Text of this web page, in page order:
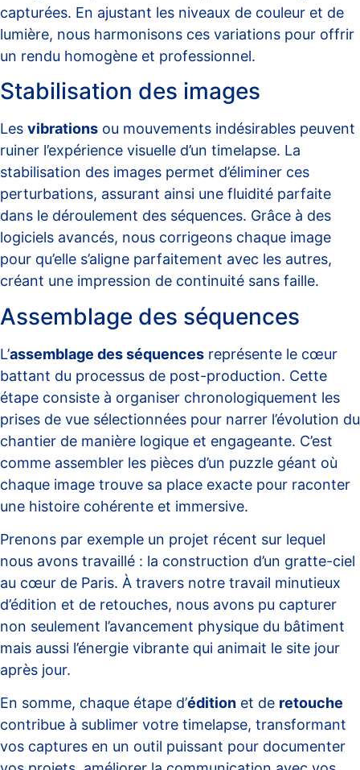
capturées. En ajustant les niveaux de couleur et de
lumière, nous harmonisons ces variations pour offrir
un rendu homogène et professionnel.
Stabilisation des images
Les vibrations ou mouvements indésirables peuvent
ruiner l’expérience visuelle d’un timelapse. La
stabilisation des images permet d’éliminer ces
perturbations, assurant ainsi une fluidité parfaite
dans le déroulement des séquences. Grâce à des
logiciels avancés, nous corrigeons chaque image
pour qu’elle s’aligne parfaitement avec les autres,
créant une impression de continuité sans faille.
Assemblage des séquences
L’assemblage des séquences représente le cœur
battant du processus de post-production. Cette
étape consiste à organiser chronologiquement les
prises de vue sélectionnées pour narrer l’évolution du
chantier de manière logique et engageante. C’est
comme assembler les pièces d’un puzzle géant où
chaque image trouve sa place exacte pour raconter
une histoire cohérente et immersive.
Prenons par exemple un projet récent sur lequel
nous avons travaillé : la construction d’un gratte-ciel
au cœur de Paris. À travers notre travail minutieux
d’édition et de retouches, nous avons pu capturer
non seulement l’avancement physique du bâtiment
mais aussi l’énergie vibrante qui animait le site jour
après jour.
En somme, chaque étape d’édition et de retouche
contribue à sublimer votre timelapse, transformant
vos captures en un outil puissant pour documenter